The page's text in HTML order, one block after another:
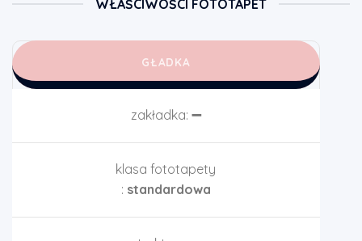
WŁAŚCIWOŚCI FOTOTAPET
GŁADKA
zakładka: ➖
klasa fototapety
: standardowa